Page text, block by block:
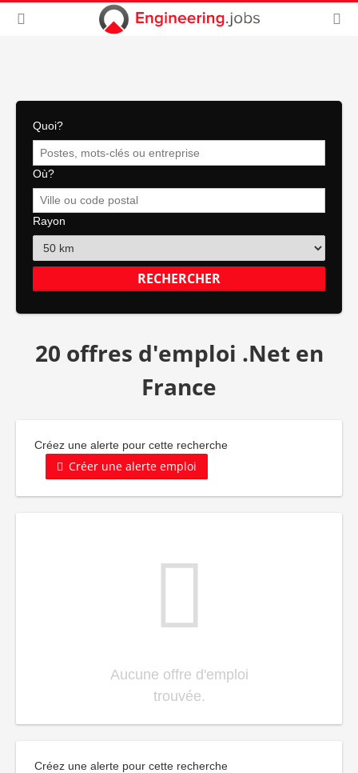
Quoi?
Où?
Rayon
20 offres d'emploi .Net en
France
Créez une alerte pour cette recherche
Créer une alerte emploi
Aucune offre d'emploi
trouvée.
Créez une alerte pour cette recherche